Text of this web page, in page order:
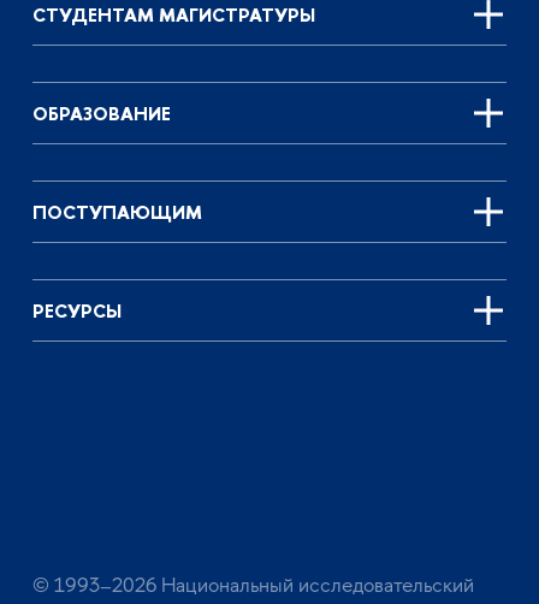
СТУДЕНТАМ МАГИСТРАТУРЫ
ОБРАЗОВАНИЕ
ПОСТУПАЮЩИМ
РЕСУРСЫ
© 1993–2026 Национальный исследовательский